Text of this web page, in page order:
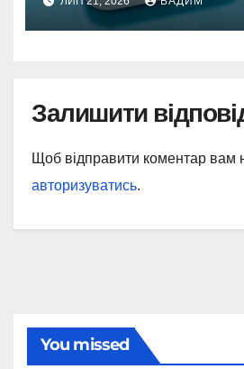
Залишити
Щоб відправити коментар вам
авторизуватись.
You missed